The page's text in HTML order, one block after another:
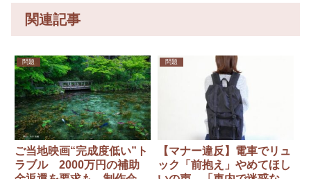
関連記事
問題
ご当地映画“完成度低い”ト
ラブル 2000万円の補助
問題
【マナー違反】電車でリュ
ック「前抱え」やめてほし